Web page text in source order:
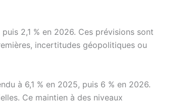
2,1 % en 2026. Ces prévisions sont
incertitudes géopolitiques ou
à 6,1 % en 2025, puis 6 % en 2026.
Ce maintien à des niveaux